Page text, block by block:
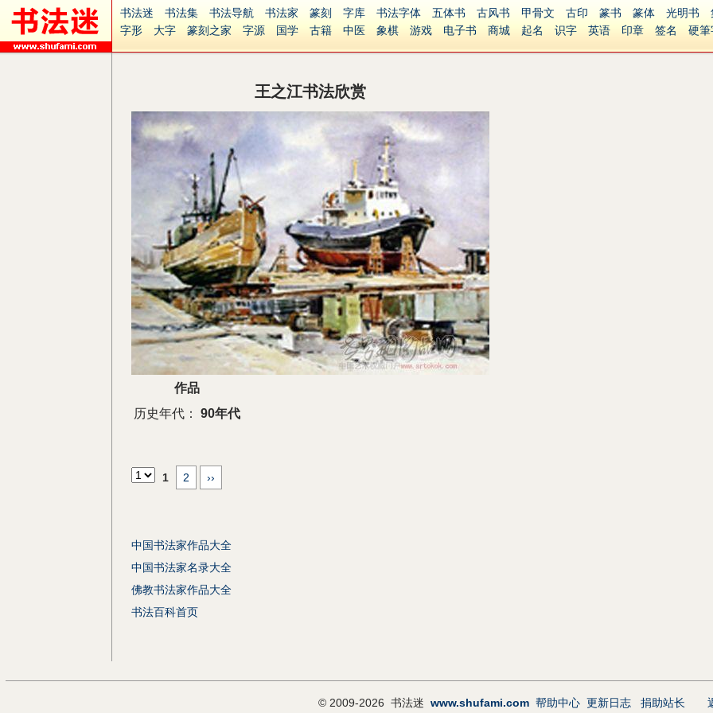
书法迷 书法集 书法导航 书法家 篆刻 字库 书法字体 五体书 古风书 甲骨文 古印 篆书 篆体 光明书
字形
大字 篆刻之家 字源 国学 古籍 中医 象棋 游戏 电子书 商城 起名 识字 英语 印章 签名
硬筆
王之江书法欣赏
作品
历史年代：
90年代
1 2 ››
中国书法家作品大全
中国书法家名录大全
佛教书法家作品大全
书法百科首页
© 2009-2026 书法迷 www.shufami.com 帮助中心 更新日志 捐助站长